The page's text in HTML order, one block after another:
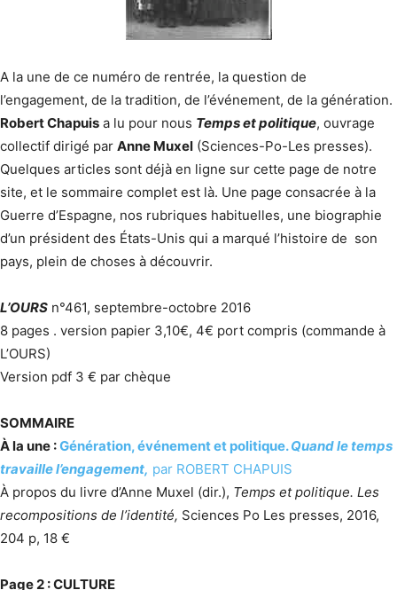
A la une de ce numéro de rentrée, la question de
l’engagement, de la tradition, de l’événement, de la génération.
Robert Chapuis a lu pour nous Temps et politique, ouvrage
collectif dirigé par Anne Muxel (Sciences-Po-Les presses).
Quelques articles sont déjà en ligne sur cette page de notre
site, et le sommaire complet est là. Une page consacrée à la
Guerre d’Espagne, nos rubriques habituelles, une biographie
d’un président des États-Unis qui a marqué l’histoire de son
pays, plein de choses à découvrir.
L’OURS n°461, septembre-octobre 2016
8 pages . version papier 3,10€, 4€ port compris (commande à
L’OURS)
Version pdf 3 € par chèque
SOMMAIRE
À la une :Génération, événement et politique.Quand le temps
travaille l’engagement, par ROBERT CHAPUIS
À propos du livre d’Anne Muxel (dir.), Temps et politique. Les
recompositions de l’identité, Sciences Po Les presses, 2016,
204 p, 18 €
Page 2 : CULTURE